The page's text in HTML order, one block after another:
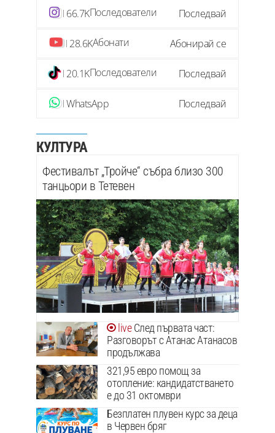
66.7KПоследователи Последвай
28.6KАбонати Абонирай се
20.1KПоследователи Последвай
WhatsApp Последвай
КУЛТУРА
Фестивалът „Тройче“ събра близо 300
танцьори в Тетевен
След първата част:
Разговорът с Атанас Атанасов
продължава
321,95 евро помощ за
отопление: кандидатстването
е до 31 октомври
Безплатен плувен курс за деца
в Червен бряг